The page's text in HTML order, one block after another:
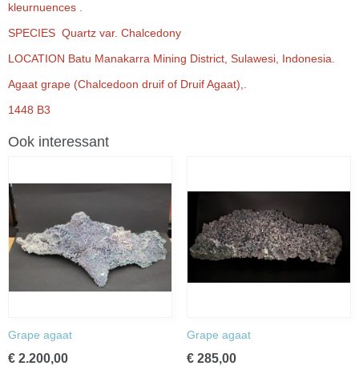
kleurnuences .
SPECIES Quartz var. Chalcedony
LOCATION Batu Manakarra Mining District, Sulawesi, Indonesia.
Agaat grape (Chalcedoon druif of Druif Agaat),.
1448 B3
Ook interessant
Grape agaat
€ 2.200,00
Grape agaat
€ 285,00